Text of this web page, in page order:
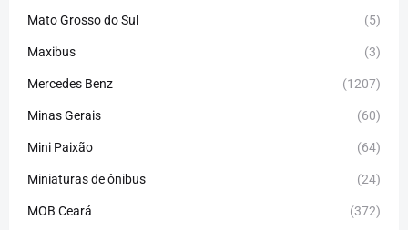
Mato Grosso do Sul (5)
Maxibus (3)
Mercedes Benz (1207)
Minas Gerais (60)
Mini Paixão (64)
Miniaturas de ônibus (24)
MOB Ceará (372)